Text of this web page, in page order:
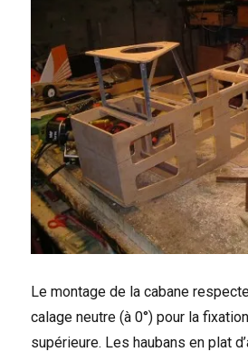
Le montage de la cabane
calage neutre (à 0°) pour la
supérieure. Les haubans en plat